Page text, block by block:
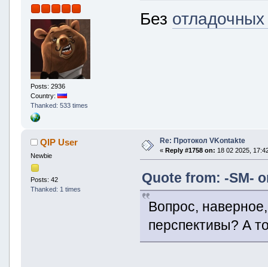
Posts: 2936
Country:
Thanked: 533 times
Без
QIP User
Newbie
Posts: 42
Thanked: 1 times
Re: Протокол VKontakte
« Reply #1758 on: 18 02 2025,
Quote from: -SM-
Вопрос,
перспективы? А